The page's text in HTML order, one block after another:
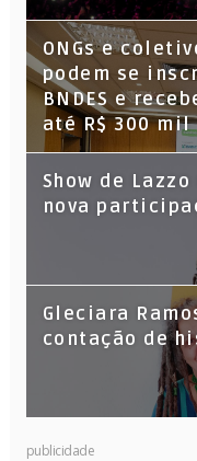
ONGs e
podem se
BNDES e
até R$ 300 mil
Show de
nova
Gleciara
contação de
publicidade